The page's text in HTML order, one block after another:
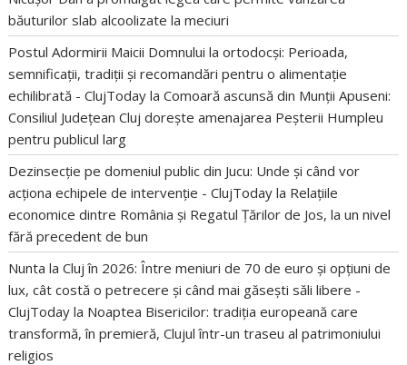
băuturilor slab alcoolizate la meciuri
Postul Adormirii Maicii Domnului la ortodocși: Perioada,
semnificații, tradiții și recomandări pentru o alimentație
echilibrată - ClujToday laComoară ascunsă din Munții Apuseni:
Consiliul Județean Cluj dorește amenajarea Peșterii Humpleu
pentru publicul larg
Dezinsecție pe domeniul public din Jucu: Unde și când vor
acționa echipele de intervenție - ClujToday la Relațiile
economice dintre România și Regatul Țărilor de Jos, la un nivel
fără precedent de bun
Nunta la Cluj în 2026: Între meniuri de 70 de euro și opțiuni de
lux, cât costă o petrecere și când mai găsești săli libere -
ClujToday la Noaptea Bisericilor: tradiția europeană care
transformă, în premieră, Clujul într-un traseu al patrimoniului
religios